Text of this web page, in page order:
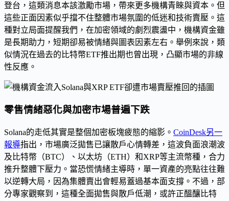
登台，這類消息本該激勵市場，帶來更多機構青睞與資本。但
這些正面因素似乎擋不住整體市場氛圍的低迷和技術賣壓。這
種對立局面提醒我們，在加密領域的劇烈震盪中，機構資金雖
是長期助力，短期卻易被情緒與圖表因素左右。舉例來說，類
似情況在過去的比特幣ETF推出期也曾出現，凸顯市場的非線
性反應。
零售情緒惡化與加密市場普遍下跌
Solana的走低其實是整個加密板塊疲態的縮影。 CoinDesk另一
報導指出，市場廣泛拋售已讓散戶心情轉差，這波負面浪潮波
及比特幣（BTC）、以太坊（ETH）和XRP等主流幣種，合力
推升整體下壓力。當恐慌情緒主導時，單一資產的亮點往往難
以逆轉大局，因為集體賣出會輕易蓋過基本面支撐。不過，部
分專家觀察到，這種全面拋售與散戶低潮，或許正醞釀比特